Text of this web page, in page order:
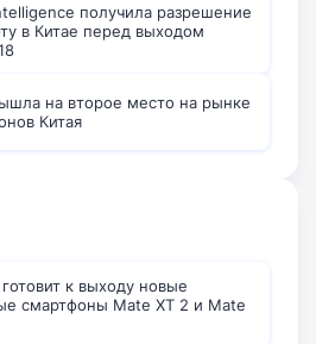
получила разрешение
в Китае перед выходом
на второе место на рынке
Китая
к выходу новые
смартфоны Mate XT 2 и Mate